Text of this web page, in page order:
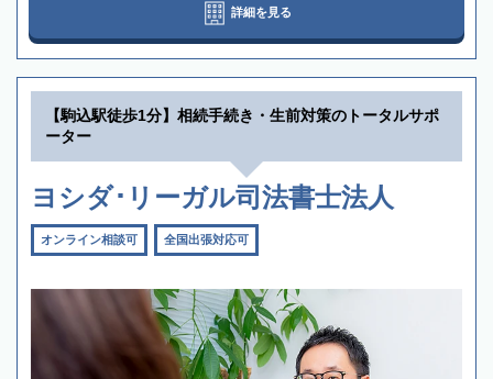
詳細を見る
【駒込駅徒歩1分】相続手続き・生前対策のトータルサポ
ーター
ヨシダ･リーガル司法書士法人
オンライン相談可 全国出張対応可